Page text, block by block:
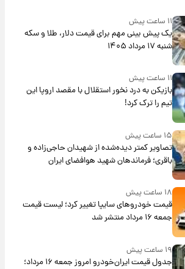
۱۱ ساعت پیش
یک پیش ‌بینی مهم برای قیمت دلار، طلا و سکه
شنبه ۱۷ مرداد ۱۴۰۵
۱۱ ساعت پیش
بازیکن به درد نخور استقلال با مقصد اروپا این
تیم را ترک کرد!
۱۵ ساعت پیش
تصاویر کمتر دیده‌شده از شهیدان حاجی‌زاده و
باقری؛ فرماندهان شهید هوافضای ایران
۱۸ ساعت پیش
قیمت خودروهای سایپا تغییر کرد؛ لیست قیمت
جمعه ۱۶ مرداد منتشر شد
۱۹ ساعت پیش
جدول قیمت ایران‌خودرو امروز جمعه ۱۶ مرداد؛